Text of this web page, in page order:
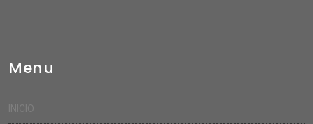
Menu
INICIO